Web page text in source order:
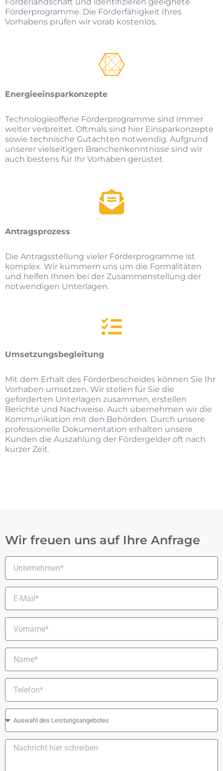
Förderprogramme. Die Förderfähigkeit Ihres
Vorhabens prüfen wir vorab kostenlos.
Energieeinsparkonzepte
Technologieoffene Förderprogramme sind immer
weiter verbreitet. Oftmals sind hier Einsparkonzepte
sowie technische Gutachten notwendig. Aufgrund
unserer vielseitigen Branchenkenntnisse sind wir
auch bestens für Ihr Vorhaben gerüstet.
Antragsprozess
Die Antragsstellung vieler Förderprogramme ist
komplex. Wir kümmern uns um die Formalitäten
und helfen Ihnen bei der Zusammenstellung der
notwendigen Unterlagen.
Umsetzungsbegleitung
Mit dem Erhalt des Förderbescheides können Sie Ihr
Vorhaben umsetzen. Wir stellen für Sie die
geforderten Unterlagen zusammen, erstellen
Berichte und Nachweise. Auch übernehmen wir die
Kommunikation mit den Behörden. Durch unsere
professionelle Dokumentation erhalten unsere
Kunden die Auszahlung der Fördergelder oft nach
kurzer Zeit.
Wir freuen uns auf Ihre Anfrage